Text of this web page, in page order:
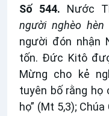
Số 544. Nước
người nghèo
người đón nhận
tốn. Đức Kitô
Mừng cho kẻ
tuyên bố rằng họ
họ” (Mt 5,3);